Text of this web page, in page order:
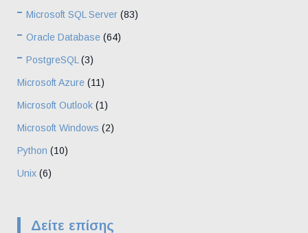
Microsoft SQL Server (83)
Oracle Database (64)
PostgreSQL (3)
Microsoft Azure (11)
Microsoft Outlook (1)
Microsoft Windows (2)
Python (10)
Unix (6)
Δείτε επίσης